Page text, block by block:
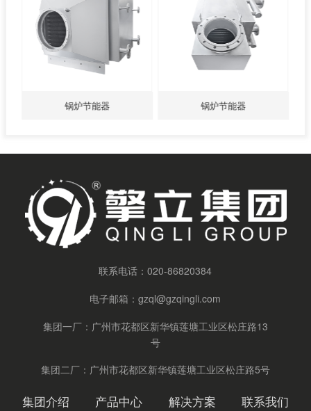
锅炉节能器 锅炉节能器
联系电话：020-86820384
电子邮箱：gzql@gzqingli.com
集团一厂：广州市花都区新华镇莲塘工业区松庄路13
号
集团二厂：广州市花都区新华镇莲塘工业区松庄路5号
集团介绍 产品中心 解决方案 联系我们